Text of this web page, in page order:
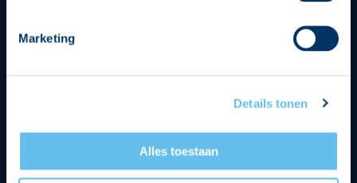
Marketing
Details tonen
Alles toestaan